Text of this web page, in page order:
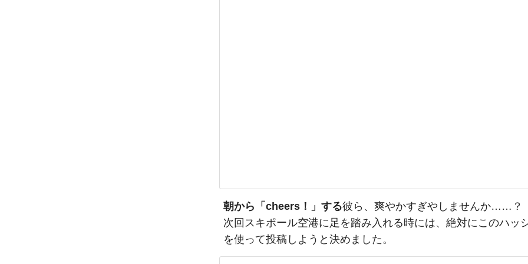
朝から「cheers！」する彼ら、爽やかすぎやしませんか……？
次回スキポール空港に足を踏み入れる時には、絶対にこのハッ
を使って投稿しようと決めました。